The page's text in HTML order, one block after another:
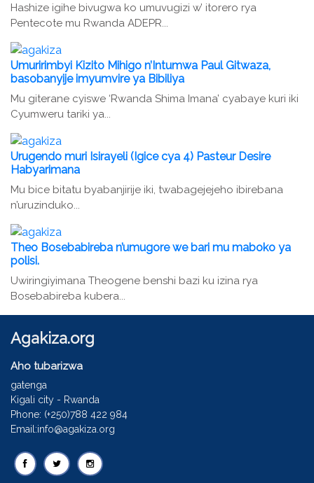
Hashize igihe bivugwa ko umuvugizi w’ itorero rya
Pentecote mu Rwanda ADEPR...
Umuririmbyi Kizito Mihigo n’Intumwa Paul Gitwaza,
basobanyije imyumvire ya Bibiliya
Mu giterane cyiswe ‘Rwanda Shima Imana’ cyabaye kuri iki
Cyumweru tariki ya...
Urugendo muri Isirayeli (Igice cya 4) Pasteur Desire
Habyarimana
Mu bice bitatu byabanjirije iki, twabagejejeho ibirebana
n’uruzinduko...
Theo Bosebabireba n’umugore we bari mu maboko ya
polisi.
Uwiringiyimana Theogene benshi bazi ku izina rya
Bosebabireba kubera...
Agakiza.org
Aho tubarizwa
gatenga
Kigali city - Rwanda
Phone: (+250)788 422 984
Email:info@agakiza.org